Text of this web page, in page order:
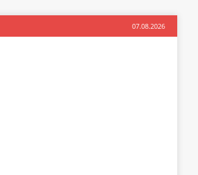
07.08.2026